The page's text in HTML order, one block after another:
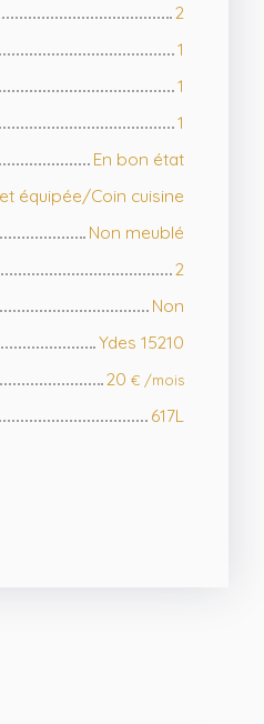
2
1
1
1
En bon état
équipée/Coin cuisine
Non meublé
2
Non
Ydes 15210
20 € /mois
617L